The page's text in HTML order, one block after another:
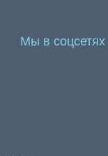
Мы в соцсетях